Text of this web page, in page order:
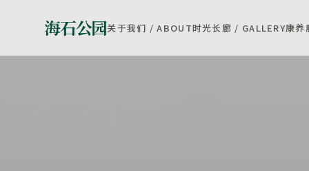
海石公园关于我们 / ABOUT时光长廊 / GALLERY康养